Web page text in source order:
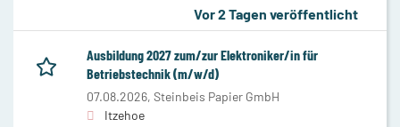
Vor 2 Tagen veröffentlicht
Ausbildung 2027 zum/zur Elektroniker/in für
Betriebstechnik (m/w/d)
07.08.2026, Steinbeis Papier GmbH
Itzehoe